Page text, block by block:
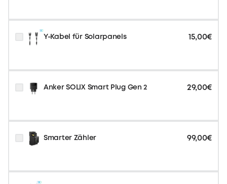
Y-Kabel für Solarpanels 15,00€
Anker SOLIX Smart Plug Gen 2 29,00€
Smarter Zähler 99,00€